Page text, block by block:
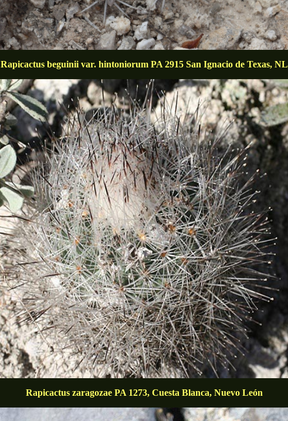
Rapicactus beguinii var. hintoniorum PA 2915 San Ignacio de Texas, NL
Rapicactus zaragozae PA 1273, Cuesta Blanca, Nuevo León